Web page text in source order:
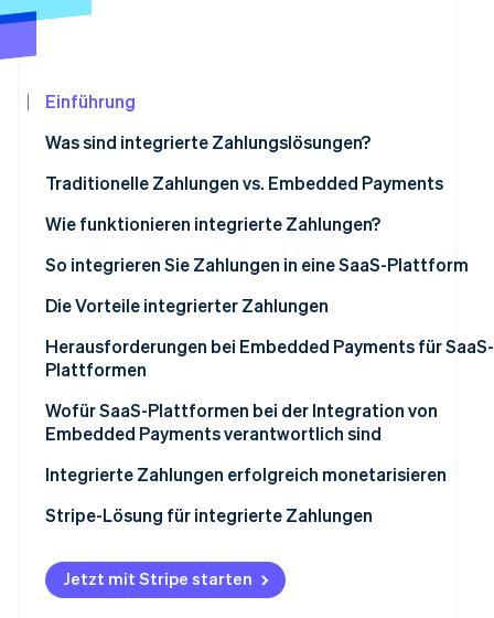
Climate
CO₂-Entnahme
Identity
Stripe-Sessions 2026
Erfahren Sie, wie Stripe Lösungen für die
Jetzt ansehen
Einführung
Was sind integrierte Zahlungslösungen?
Traditionelle Zahlungen vs. Embedded Payments
Wie funktionieren integrierte Zahlungen?
Herkömmliches Zahlungsvermittlungsmodell (Payfac)
Plattformen
So integrieren Sie Zahlungen in eine SaaS-Plattform
Die Vorteile integrierter Zahlungen
Wachstum des bestehenden Umsatzes
Bessere Kontrolle über die Kundenerfahrung
Effizientere Fehlerbehebung
Schnellere, kostengünstigere Implementierung
Erhöhte Skalierbarkeit
Herausforderungen bei Embedded Payments für SaaS-
Plattformen
Wofür SaaS-Plattformen bei der Integration von
Embedded Payments verantwortlich sind
Integrierte Zahlungen erfolgreich monetarisieren
Transaktionsgebühren
Premium-Funktionen
Stripe-Lösung für integrierte Zahlungen
Jetzt mit Stripe starten